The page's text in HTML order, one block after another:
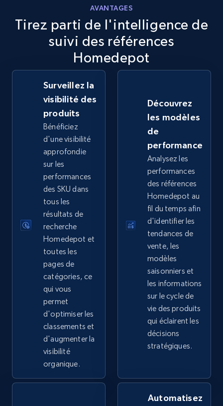
359+ Commencer
eBay - Collect records by category
URL, Product id, Title, Seller name, Seller rating,
Seller reviews, Breadcrumbs, Root category, and
Commencer
Google Shopping
URL, Product id, Title, Product description,
Rating, Reviews count, Images, Variations, and
more.
Commencer
Google Shopping - collects products from
web using keywords
URL, Product id, Title, Product description,
Rating, Reviews count, Images, Variations, and
AVANTAGES
Tirez parti de l'intelligence de
suivi des références
Homedepot
Surveillez la
visibilité des
produits
Bénéficiez
d'une visibilité
approfondie
sur les
performances
des SKU dans
tous les
résultats de
recherche
Homedepot et
toutes les
pages de
catégories, ce
qui vous
permet
d'optimiser les
classements et
d'augmenter la
visibilité
organique.
Découvrez
les modèles
de
performance
Analysez les
performances
des références
Homedepot au
fil du temps afin
d'identifier les
tendances de
vente, les
modèles
saisonniers et
les informations
sur le cycle de
vie des produits
qui éclairent les
décisions
stratégiques.
Automatisez